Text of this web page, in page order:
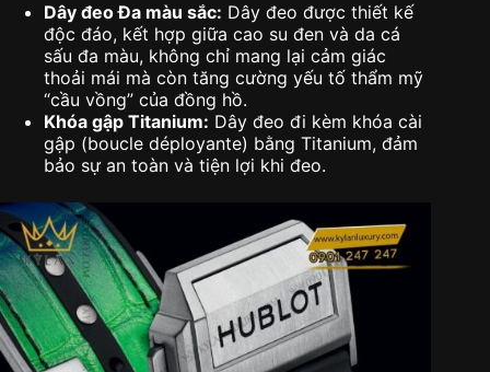
Dây đeo Đa màu sắc: Dây đeo được thiết kế
độc đáo, kết hợp giữa cao su đen và da cá
sấu đa màu, không chỉ mang lại cảm giác
thoải mái mà còn tăng cường yếu tố thẩm mỹ
“cầu vồng” của đồng hồ.
Khóa gập Titanium: Dây đeo đi kèm khóa cài
gập (boucle déployante) bằng Titanium, đảm
bảo sự an toàn và tiện lợi khi đeo.